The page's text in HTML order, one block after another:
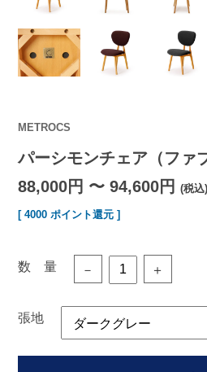
METROCS
パーシモンチェア（ファ
88,000円 〜 94,600円(税込)
[ 4000 ポイント還元 ]
数 量 － ＋
張地